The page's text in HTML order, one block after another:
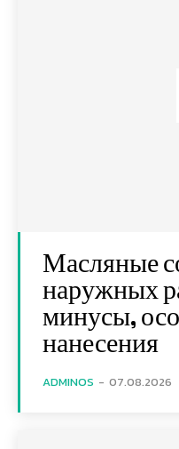
Масляные
наружных
минусы,
нанесения
ADMINOS - 07.08.2026